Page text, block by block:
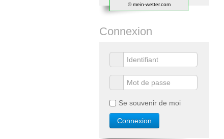
© mein-wetter.com
Connexion
Se souvenir de moi